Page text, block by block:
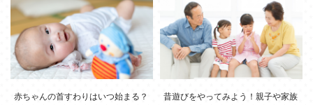
赤ちゃんの首すわりはいつ始まる？
昔遊びをやってみよう！親子や家族